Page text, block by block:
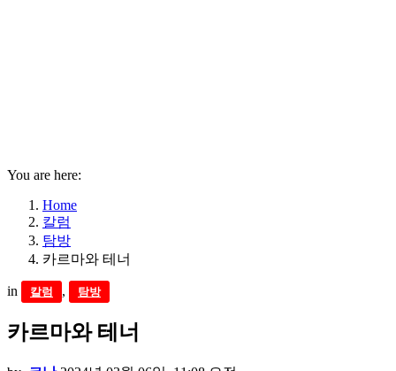
You are here:
Home
칼럼
탐방
카르마와 테너
in 칼럼 , 탐방
카르마와 테너